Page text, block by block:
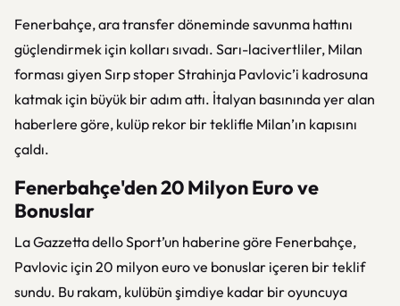
Fenerbahçe, ara transfer döneminde savunma hattını
güçlendirmek için kolları sıvadı. Sarı-lacivertliler, Milan
forması giyen Sırp stoper Strahinja Pavlovic’i kadrosuna
katmak için büyük bir adım attı. İtalyan basınında yer alan
haberlere göre, kulüp rekor bir teklifle Milan’ın kapısını
çaldı.
Fenerbahçe'den 20 Milyon Euro ve
Bonuslar
La Gazzetta dello Sport’un haberine göre Fenerbahçe,
Pavlovic için 20 milyon euro ve bonuslar içeren bir teklif
sundu. Bu rakam, kulübün şimdiye kadar bir oyuncuya